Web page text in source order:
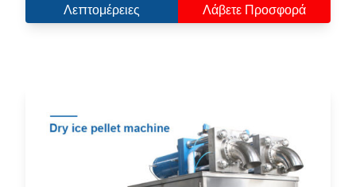
Λεπτομέρειες Λάβετε Προσφορά